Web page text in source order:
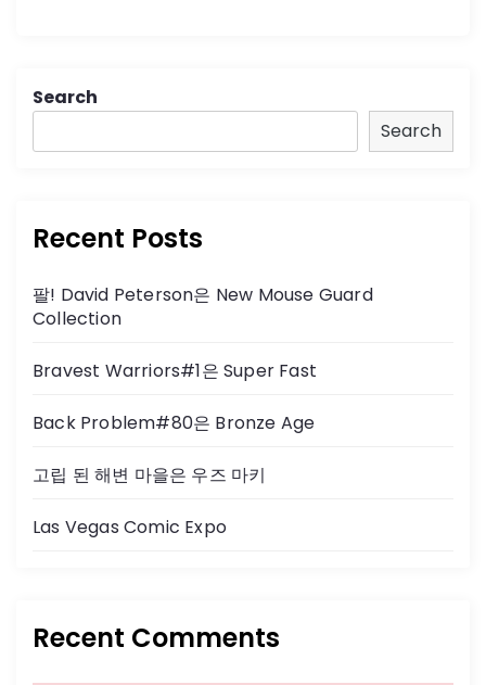
Search
Search
Recent Posts
팔! David Peterson은 New Mouse Guard
Collection
Bravest Warriors#1은 Super Fast
Back Problem#80은 Bronze Age
고립 된 해변 마을은 우즈 마키
Las Vegas Comic Expo
Recent Comments